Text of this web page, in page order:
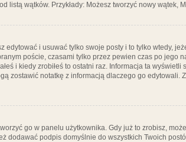
listą wątków. Przykłady: Możesz tworzyć nowy wątek,
i usuwać tylko swoje posty i to tylko wtedy,
poście, czasami tylko przez pewien czas po jego
i kiedy zrobiłeś to ostatni raz. Informacja ta
zostawić notatkę z informacją dlaczego go edytowali.
go w panelu użytkownika. Gdy już to zrobisz,
dodawać podpis domyślnie do wszystkich Twoich